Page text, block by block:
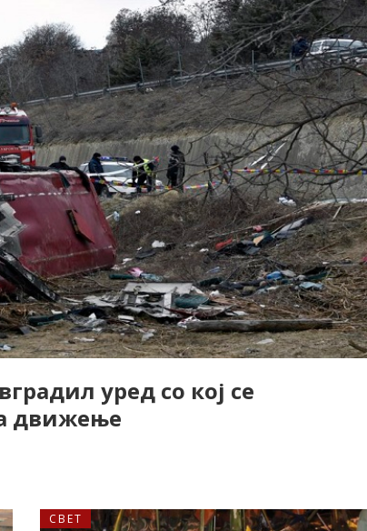
уред со кој се
движење
СВЕТ